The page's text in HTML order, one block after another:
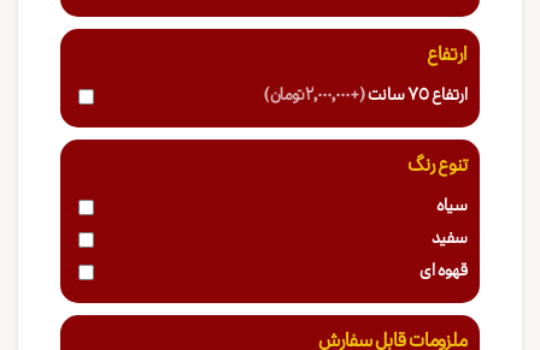
ارتفاع
ارتفاع 75 سانت (+2,000,000 تومان)
تنوع رنگ
سیاه
سفید
قهوه ای
ملزومات قابل سفارش